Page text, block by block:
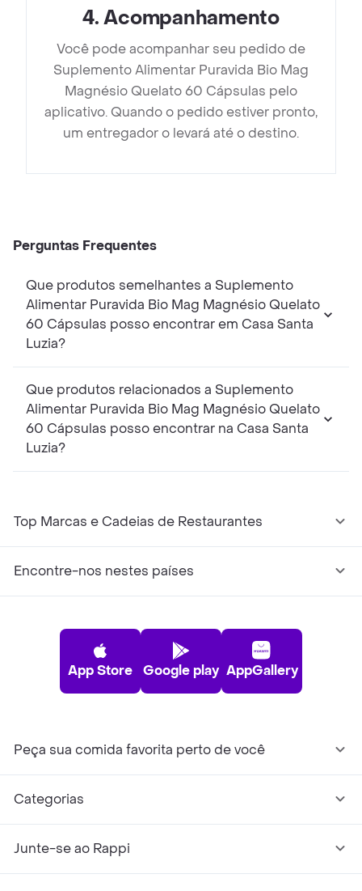
4.Acompanhamento
Você pode acompanhar seu pedido de
Suplemento Alimentar Puravida Bio Mag
Magnésio Quelato 60 Cápsulas pelo
aplicativo. Quando o pedido estiver pronto,
um entregador o levará até o destino.
Perguntas Frequentes
Que produtos semelhantes a Suplemento
Alimentar Puravida Bio Mag Magnésio Quelato
60 Cápsulas posso encontrar em Casa Santa
Luzia?
Que produtos relacionados a Suplemento
Alimentar Puravida Bio Mag Magnésio Quelato
60 Cápsulas posso encontrar na Casa Santa
Luzia?
Top Marcas e Cadeias de Restaurantes
Encontre-nos nestes países
App Store Google play AppGallery
Peça sua comida favorita perto de você
Categorias
Junte-se ao Rappi